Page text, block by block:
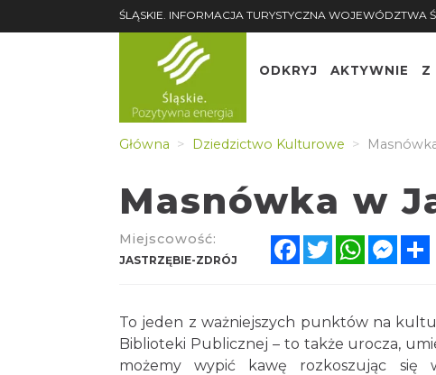
ŚLĄSKIE. INFORMACJA TURYSTYCZNA WOJEWÓDZTWA
ODKRYJ AKTYWNIE Z
Główna Dziedzictwo Kulturowe
Masnówka w
Miejscowość:
JASTRZĘBIE-ZDRÓJ
FacebookTwitterWhatsApp
To jeden z ważniejszych punktów na
Biblioteki Publicznej – to także urocza,
możemy wypić kawę rozkoszując się